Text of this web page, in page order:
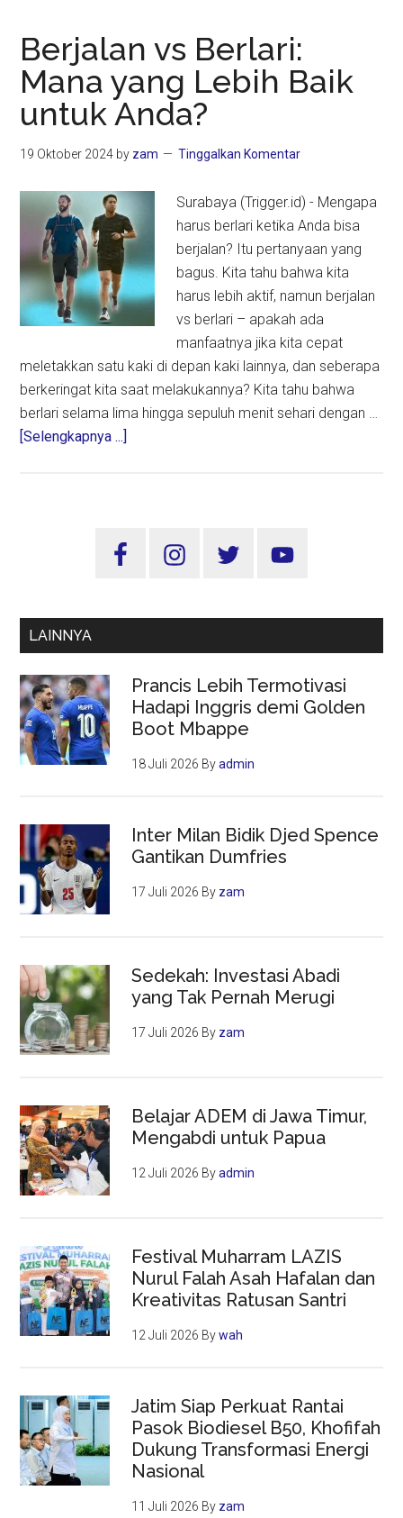
Berjalan vs Berlari:
Mana yang Lebih Baik
untuk Anda?
19 Oktober 2024 by zam Tinggalkan Komentar
Surabaya (Trigger.id) - Mengapa
harus berlari ketika Anda bisa
berjalan? Itu pertanyaan yang
bagus. Kita tahu bahwa kita
harus lebih aktif, namun berjalan
vs berlari – apakah ada
manfaatnya jika kita cepat
meletakkan satu kaki di depan kaki lainnya, dan seberapa
berkeringat kita saat melakukannya? Kita tahu bahwa
berlari selama lima hingga sepuluh menit sehari dengan …
[Selengkapnya ...]
yang
untuk
Sidebar
LAINNYA
Prancis Lebih Termotivasi
Hadapi Inggris demi Golden
Boot Mbappe
18 Juli 2026 Byadmin
Inter Milan Bidik Djed Spence
Gantikan Dumfries
17 Juli 2026 By zam
Sedekah: Investasi Abadi
yang Tak Pernah Merugi
17 Juli 2026 By zam
Belajar ADEM di Jawa Timur,
Mengabdi untuk Papua
12 Juli 2026 Byadmin
Festival Muharram LAZIS
Nurul Falah Asah Hafalan dan
Kreativitas Ratusan Santri
12 Juli 2026 Bywah
Jatim Siap Perkuat Rantai
Pasok Biodiesel B50, Khofifah
Dukung Transformasi Energi
Nasional
11 Juli 2026 By zam